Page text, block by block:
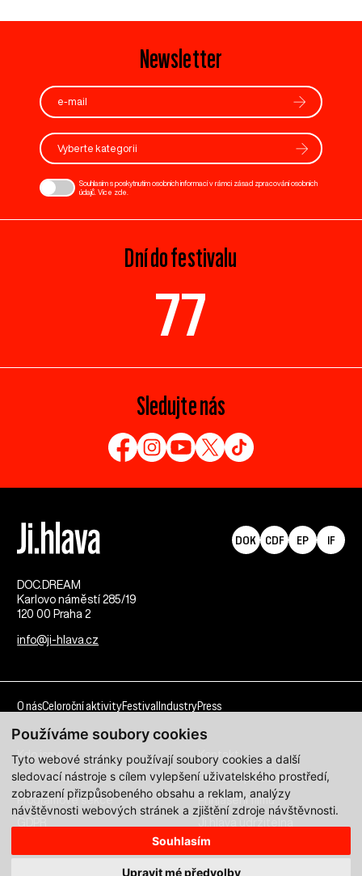
Používáme soubory cookies
Tyto webové stránky používají soubory cookies a další
sledovací nástroje s cílem vylepšení uživatelského prostředí,
zobrazení přizpůsobeného obsahu a reklam, analýzy
návštěvnosti webových stránek a zjištění zdroje návštěvnosti.
Souhlasím
Upravit mé předvolby
Newsletter
Vyberte kategorii
Souhlasím s poskytnutím osobních informací v rámci zásad zpracování osobních
údajů. Více zde
Dní do festivalu
77
Sledujte nás
DOC.DREAM​
Karlovo náměstí 285/19
120 00 Praha 2
info@ji-hlava.cz
DOK CDF EP IF
O násCeloroční aktivityFestival IndustryPress
Kdo jsme
Kontakt
Partnerství
Pracovní příležitosti
Programové sekce
Přihlášení filmu
Všechna práva vyhrazena DOC.DREAM services s. r. o.